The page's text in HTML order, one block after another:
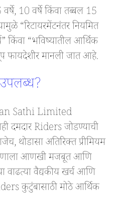
10 वर्षे किंवा तब्बल 15
“रिटायरमेंटनंतर नियमित
किंवा “भविष्यातील आर्थिक
फायदेशीर मानली जात आहे.
Sathi Limited
दमदार Riders जोडण्याची
थोडासा अतिरिक्त प्रीमियम
आणखी मजबूत आणि
वैद्यकीय खर्च आणि
कुटुंबासाठी मोठे आर्थिक